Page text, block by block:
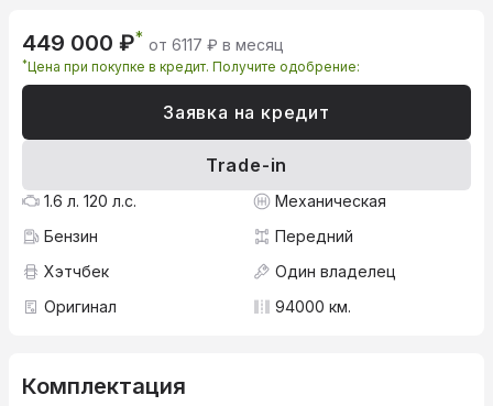
449 000 ₽* от 6117 ₽ в месяц
*Цена при покупке в кредит. Получите одобрение:
Заявка на кредит
Trade-in
1.6 л. 120 л.с.
Механическая
Бензин
Передний
Хэтчбек
Один владелец
Оригинал
94000 км.
Комплектация